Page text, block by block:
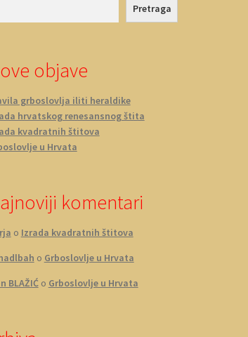
Pretraga
objave
grboslovlja iliti heraldike
hrvatskog renesansnog štita
kvadratnih štitova
u Hrvata
komentari
o Izrada kvadratnih štitova
o Grboslovlje u Hrvata
BLAŽIĆo Grboslovlje u Hrvata